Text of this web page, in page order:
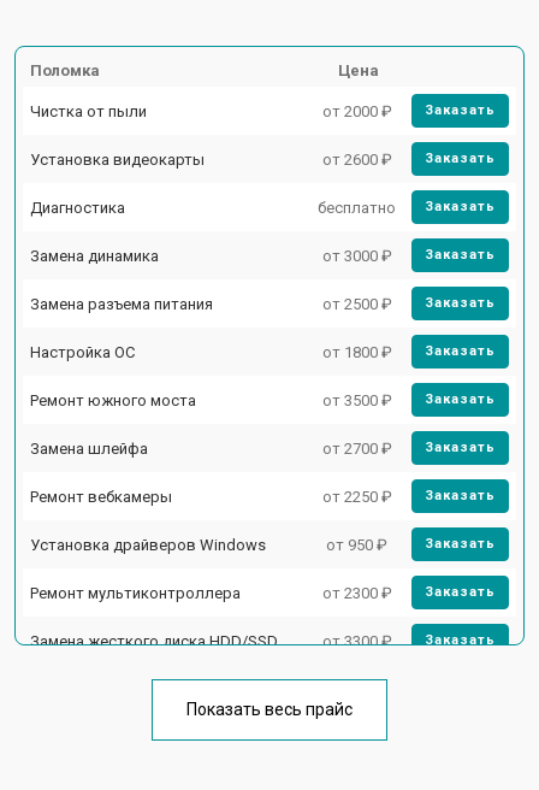
Поломка Цена
Чистка от пыли от 2000 ₽ Заказать
Установка видеокарты от 2600 ₽ Заказать
Диагностика бесплатно Заказать
Замена динамика от 3000 ₽ Заказать
Замена разъема питания от 2500 ₽ Заказать
Настройка ОС от 1800 ₽ Заказать
Ремонт южного моста от 3500 ₽ Заказать
Замена шлейфа от 2700 ₽ Заказать
Ремонт вебкамеры от 2250 ₽ Заказать
Установка драйверов Windows от 950 ₽ Заказать
Ремонт мультиконтроллера от 2300 ₽ Заказать
Замена жесткого диска HDD/SSD от 3300 ₽ Заказать
от 1500 ₽
Показать весь прайс